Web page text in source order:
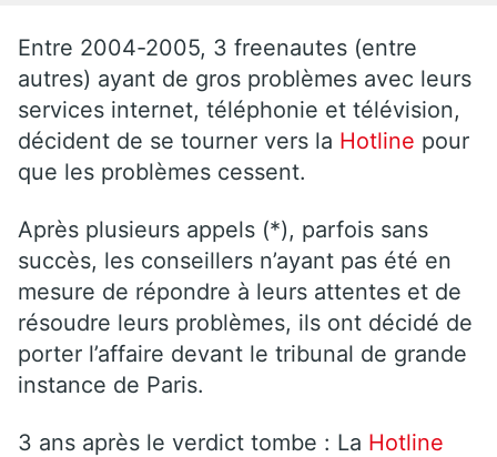
Entre 2004-2005, 3 freenautes (entre
autres) ayant de gros problèmes avec leurs
services internet, téléphonie et télévision,
décident de se tourner vers la Hotline pour
que les problèmes cessent.
Après plusieurs appels (*), parfois sans
succès, les conseillers n’ayant pas été en
mesure de répondre à leurs attentes et de
résoudre leurs problèmes, ils ont décidé de
porter l’affaire devant le tribunal de grande
instance de Paris.
3 ans après le verdict tombe : La Hotline